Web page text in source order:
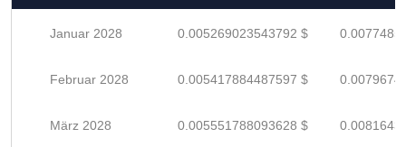
Januar 2028 0.005269023543792 $
Februar 2028 0.005417884487597 $
März 2028 0.005551788093628 $